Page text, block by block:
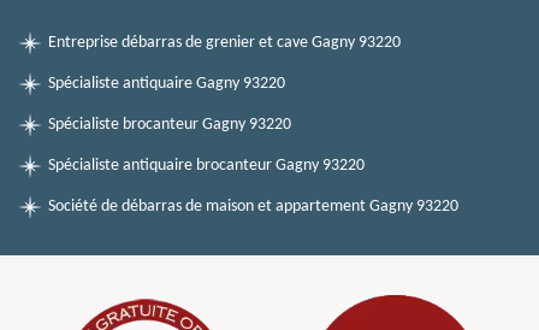
Entreprise débarras de grenier et cave Gagny 93220
Spécialiste antiquaire Gagny 93220
Spécialiste brocanteur Gagny 93220
Spécialiste antiquaire brocanteur Gagny 93220
Société de débarras de maison et appartement Gagny 93220